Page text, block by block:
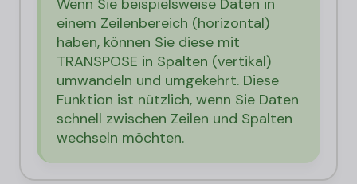
Wenn Sie beispielsweise Daten in
einem Zeilenbereich (horizontal)
haben, können Sie diese mit
TRANSPOSE in Spalten (vertikal)
umwandeln und umgekehrt. Diese
Funktion ist nützlich, wenn Sie Daten
schnell zwischen Zeilen und Spalten
wechseln möchten.